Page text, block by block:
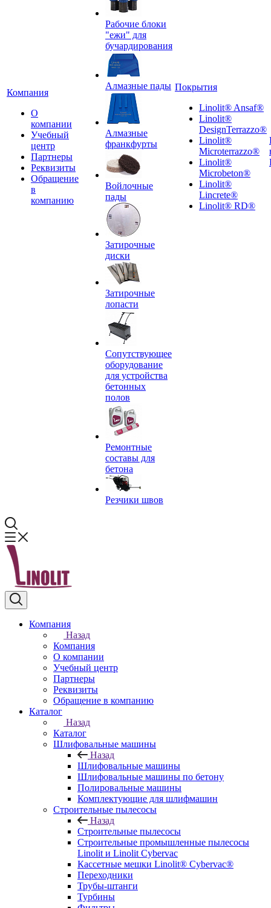
Компания
О
компании
Учебный
центр
Партнеры
Реквизиты
Обращение
в
компанию
Рабочие блоки
"ежи" для
бучардирования
Алмазные пады
Алмазные
франкфурты
Войлочные
пады
Затирочные
диски
Затирочные
лопасти
Сопутствующее
оборудование
для устройства
бетонных
полов
Ремонтные
составы для
бетона
Резчики швов
Покрытия
Linolit® Ansaf®
Linolit®
DesignTerrazzo®
Linolit®
Microterrazzo®
Linolit®
Microbeton®
Linolit®
Lincrete®
Linolit® RD®
Компания
Назад
Компания
О компании
Учебный центр
Партнеры
Реквизиты
Обращение в компанию
Каталог
Назад
Каталог
Шлифовальные машины
Назад
Шлифовальные машины
Шлифовальные машины по бетону
Полировальные машины
Комплектующие для шлифмашин
Строительные пылесосы
Назад
Строительные пылесосы
Строительные промышленные пылесосы
Linolit и Linolit Cybervac
Кассетные мешки Linolit® Cybervac®
Переходники
Трубы-штанги
Турбины